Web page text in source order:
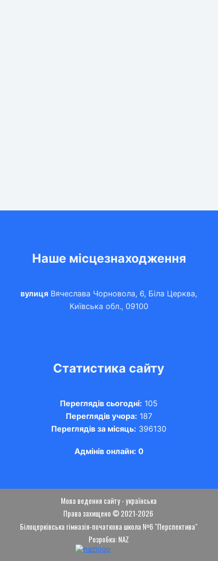
Наше місцезнаходження
вулиця Вячеслава Чорновола, 6, Біла Церква,
Київська обл., 09100
Статистика сайту
Переглядів сьогодні: 105
Переглядів учора: 187
Переглядів за місяць: 396130
Адмінів онлайн: 0
Мова ведення сайту - українська
Права захищено © 2021-2026
Білоцерківська гімназія-початкова школа №6 "Перспектива"
Розробка: NAZ